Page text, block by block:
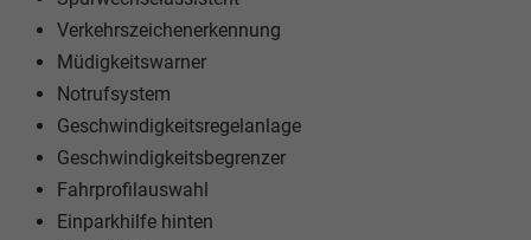
Verkehrszeichenerkennung
Müdigkeitswarner
Notrufsystem
Geschwindigkeitsregelanlage
Geschwindigkeitsbegrenzer
Fahrprofilauswahl
Einparkhilfe hinten